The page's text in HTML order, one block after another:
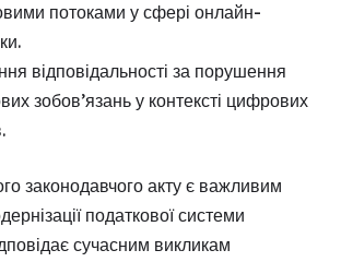
потоками у сфері онлайн-
відповідальності за порушення
зобов’язань у контексті цифрових
законодавчого акту є важливим
податкової системи
сучасним викликам